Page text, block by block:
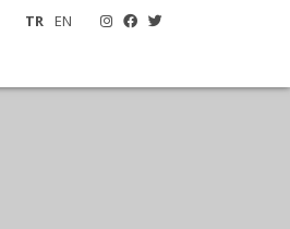
TR EN